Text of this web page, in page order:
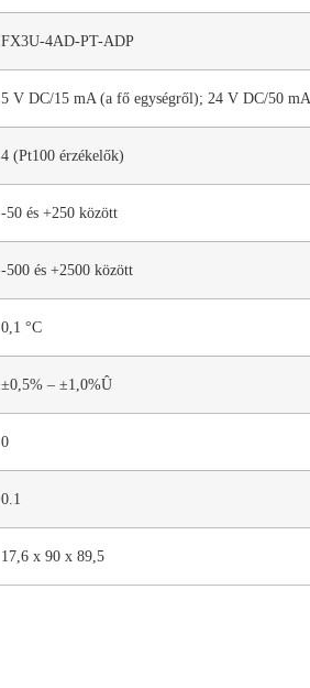
FX3U-4AD-PT-ADP
5 V DC/15 mA (a fő egységről); 24 V DC/50 mA
4 (Pt100 érzékelők)
-50 és +250 között
-500 és +2500 között
0,1 °C
±0,5% – ±1,0%Û
0
0.1
17,6 x 90 x 89,5